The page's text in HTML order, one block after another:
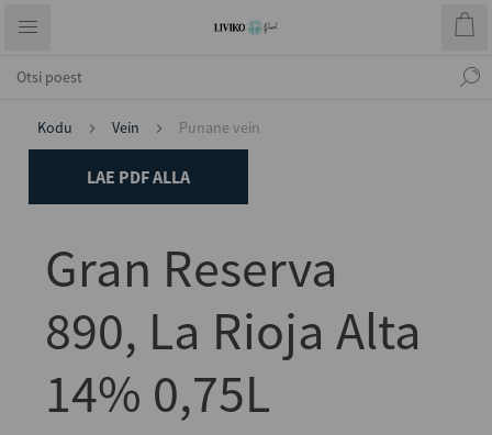
Kodu Vein Punane vein
LAE PDF ALLA
Gran Reserva
890, La Rioja Alta
14% 0,75L